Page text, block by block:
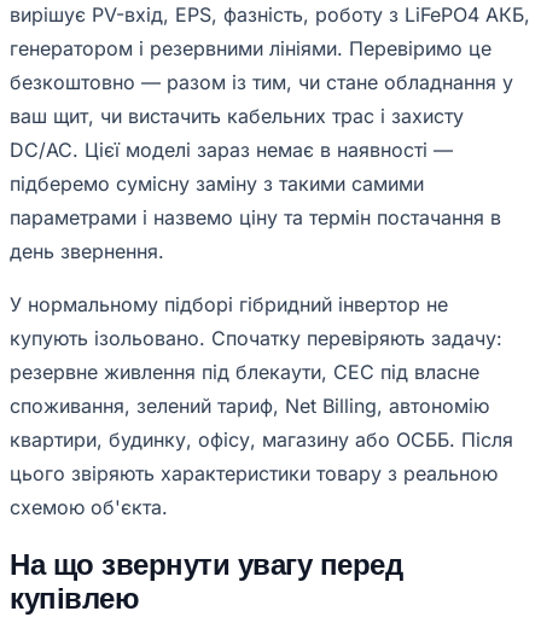
вирішує PV-вхід, EPS, фазність, роботу з LiFePO4 АКБ,
генератором і резервними лініями. Перевіримо це
безкоштовно — разом із тим, чи стане обладнання у
ваш щит, чи вистачить кабельних трас і захисту
DC/AC. Цієї моделі зараз немає в наявності —
підберемо сумісну заміну з такими самими
параметрами і назвемо ціну та термін постачання в
день звернення.
У нормальному підборі гібридний інвертор не
купують ізольовано. Спочатку перевіряють задачу:
резервне живлення під блекаути, СЕС під власне
споживання, зелений тариф, Net Billing, автономію
квартири, будинку, офісу, магазину або ОСББ. Після
цього звіряють характеристики товару з реальною
схемою об'єкта.
На що звернути увагу перед
купівлею